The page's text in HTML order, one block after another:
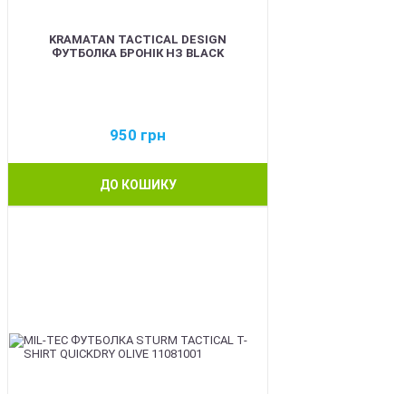
KRAMATAN TACTICAL DESIGN
ФУТБОЛКА БРОНІК НЗ BLACK
950 грн
ДО КОШИКУ